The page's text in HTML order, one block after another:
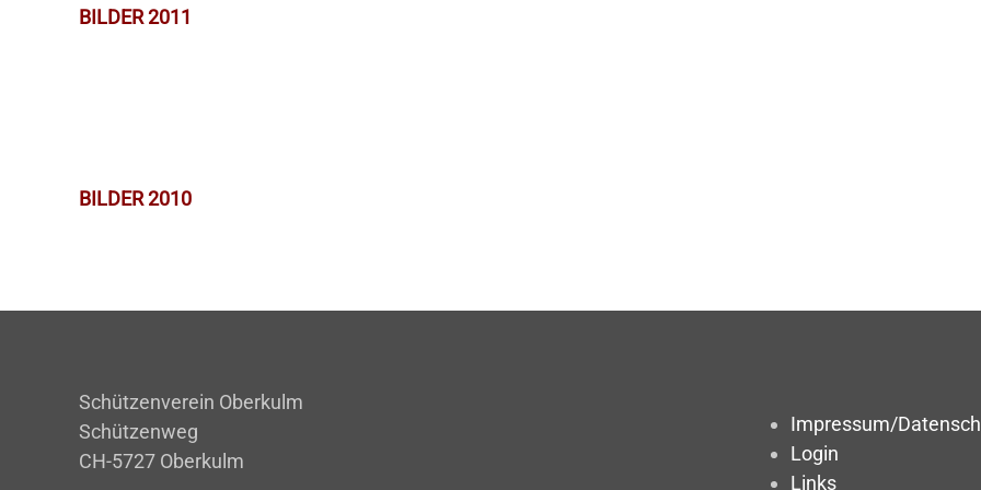
BILDER 2011
BILDER 2010
Schützenverein Oberkulm
Schützenweg
CH-5727 Oberkulm
Impressum/
Login
Links